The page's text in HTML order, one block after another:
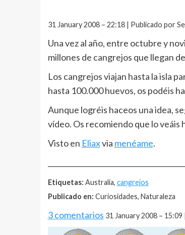
31 January 2008 – 22:18 | Publicado por
Una vez al año, entre octubre y
millones de cangrejos que llegan
Los cangrejos viajan hasta la isla
hasta 100.000 huevos, os podéis
Aunque logréis haceos una idea,
vídeo. Os recomiendo que lo veáis
Visto en Eliaxvia menéame.
Etiquetas: Australia, cangrejos
Publicado en: Curiosidades, Naturaleza
3 comentarios 31 January 2008 –